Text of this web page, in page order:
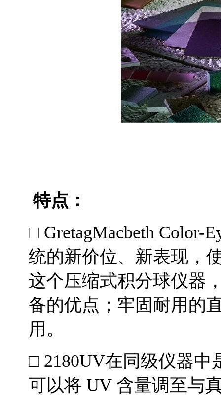
特点：
□ GretagMacbeth Color-
统的新价位、新表现，
这个压缩式积分球仪器
备的优点；牢固耐用的
用。
□ 2180UV在同级仪器
可以将 UV 含量调至与